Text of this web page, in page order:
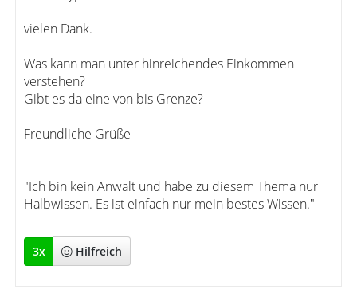
vielen Dank.
Was kann man unter hinreichendes Einkommen
verstehen?
Gibt es da eine von bis Grenze?
Freundliche Grüße
-----------------
"Ich bin kein Anwalt und habe zu diesem Thema nur
Halbwissen. Es ist einfach nur mein bestes Wissen."
3x Hilfreich